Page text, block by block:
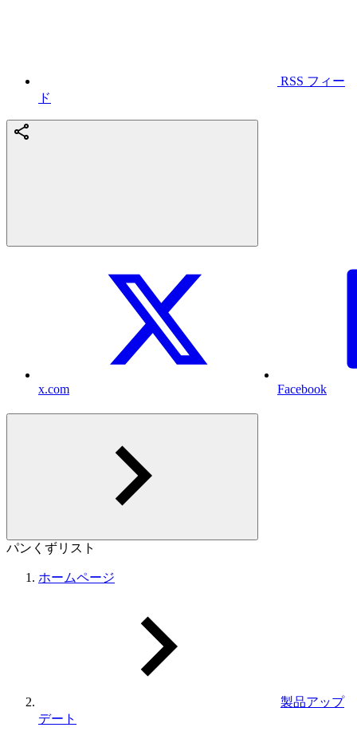
RSS フィー
ド
x.com Facebook
パンくずリスト
ホームページ
製品アップ
デート